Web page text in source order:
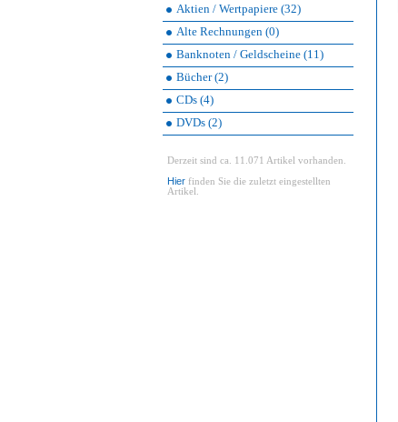
Aktien / Wertpapiere (32)
Alte Rechnungen (0)
Banknoten / Geldscheine (11)
Bücher (2)
CDs (4)
DVDs (2)
Derzeit sind ca. 11.071 Artikel vorhanden.
Hier finden Sie die zuletzt eingestellten
Artikel.